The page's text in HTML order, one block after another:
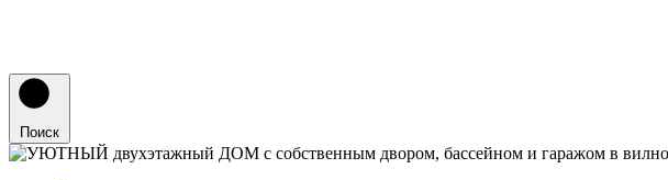
Поиск